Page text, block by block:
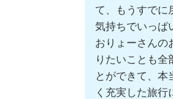
て、もうすでに
気持ちでいっぱ
おりょーさんの
りたいことも全
とができて、本
く充実した旅行